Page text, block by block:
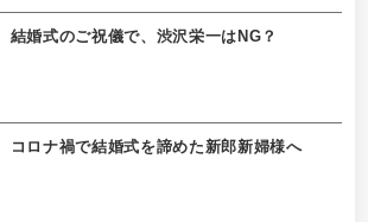
結婚式のご祝儀で、渋沢栄一はNG？
コロナ禍で結婚式を諦めた新郎新婦様へ